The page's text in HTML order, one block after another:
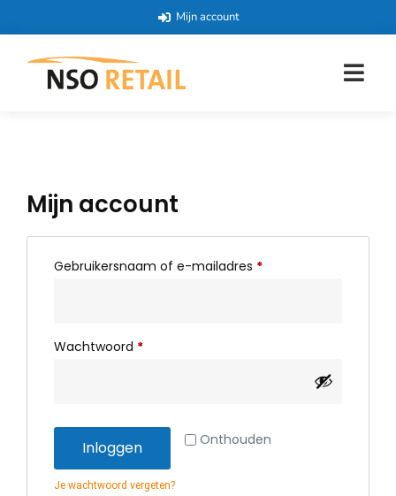
Mijn account
Mijn account
Gebruikersnaam of e-mailadres *
Wachtwoord *
Onthouden
Inloggen
Je wachtwoord vergeten?